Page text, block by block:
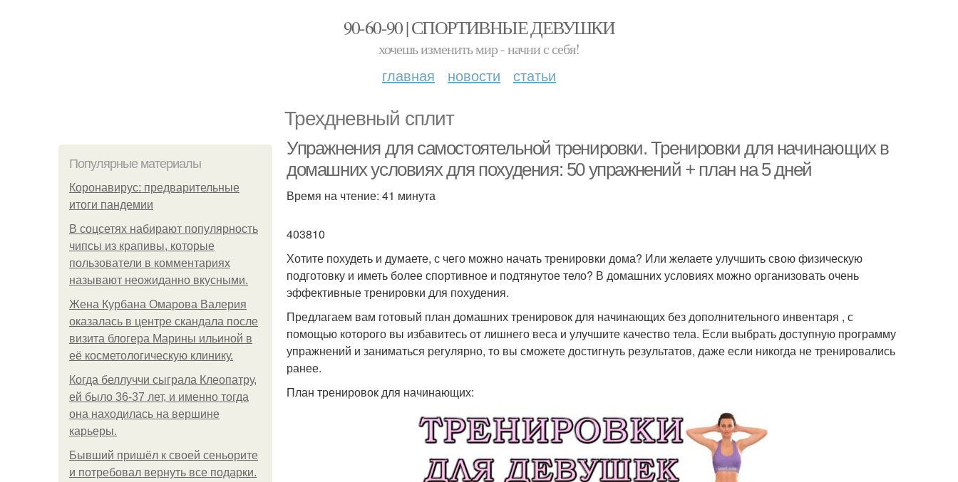
90-60-90 | СПОРТИВНЫЕ ДЕВУШКИ
хочешь изменить мир - начни с себя!
главная новости статьи
Трехдневный сплит
Популярные материалы
Коронавирус: предварительные
итоги пандемии
В соцсетях набирают популярность
чипсы из крапивы, которые
пользователи в комментариях
называют неожиданно вкусными.
Жена Курбана Омарова Валерия
оказалась в центре скандала после
визита блогера Марины ильиной в
её косметологическую клинику.
Когда беллуччи сыграла Клеопатру,
ей было 36-37 лет, и именно тогда
она находилась на вершине
карьеры.
Бывший пришёл к своей сеньорите
и потребовал вернуть все подарки.
Упражнения для самостоятельной тренировки. Тренировки для начинающих в
домашних условиях для похудения: 50 упражнений + план на 5 дней
Время на чтение: 41 минута
403810
Хотите похудеть и думаете, с чего можно начать тренировки дома? Или желаете улучшить свою физическую
подготовку и иметь более спортивное и подтянутое тело? В домашних условиях можно организовать очень
эффективные тренировки для похудения.
Предлагаем вам готовый план домашних тренировок для начинающих без дополнительного инвентаря , с
помощью которого вы избавитесь от лишнего веса и улучшите качество тела. Если выбрать доступную программу
упражнений и заниматься регулярно, то вы сможете достигнуть результатов, даже если никогда не тренировались
ранее.
План тренировок для начинающих: